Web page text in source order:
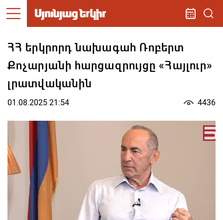
ՀՀ երկրորդ նախագահ Ռոբերտ
Քոչարյանի հարցազրույցը «Հայլուր»
լրատվականին
01.08.2025 21:54 4436